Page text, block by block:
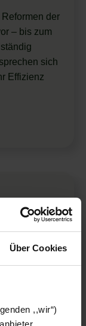
Über Cookies
,,wir“)
der
– bis zum
sich
Effizienz